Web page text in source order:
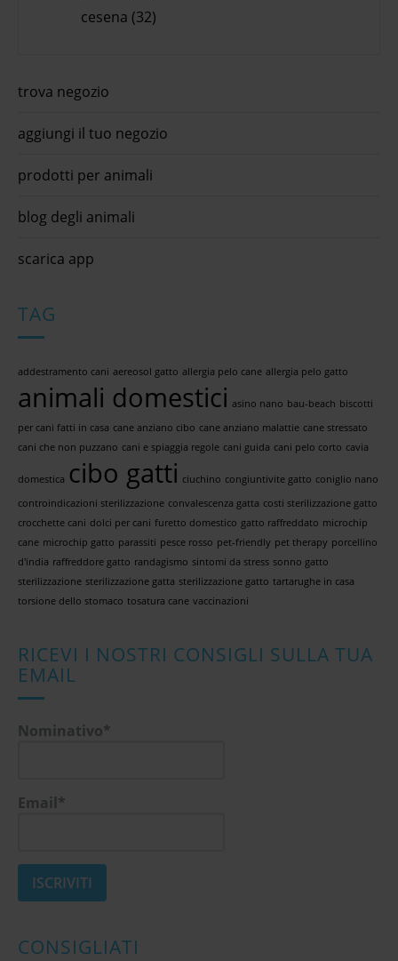
cesena (32)
trova negozio
aggiungi il tuo negozio
prodotti per animali
blog degli animali
scarica app
TAG
addestramento cani aereosol gatto allergia pelo cane allergia pelo gatto
animali domestici asino nano bau-beach biscotti
per cani fatti in casa cane anziano cibo cane anziano malattie cane stressato
cani che non puzzano cani e spiaggia regole cani guida cani pelo corto cavia
domestica cibo gatti ciuchino congiuntivite gatto coniglio nano
controindicazioni sterilizzazione convalescenza gatta costi sterilizzazione gatto
crocchette cani dolci per cani furetto domestico gatto raffreddato microchip
cane microchip gatto parassiti pesce rosso pet-friendly pet therapy porcellino
d'india raffreddore gatto randagismo sintomi da stress sonno gatto
sterilizzazione sterilizzazione gatta sterilizzazione gatto tartarughe in casa
torsione dello stomaco tosatura cane vaccinazioni
RICEVI I NOSTRI CONSIGLI SULLA TUA
EMAIL
Nominativo*
Email*
CONSIGLIATI